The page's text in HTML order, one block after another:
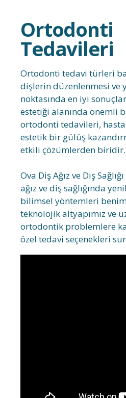
Ortodonti
Tedavileri
Ortodonti tedavi türleri
dişlerin düzenlenmesi ve
noktasında en iyi
estetiği alanında önemli
ortodonti tedavileri,
estetik bir gülüş
etkili çözümlerden biridir.
Ova Diş Ağız ve Diş
ağız ve diş sağlığında
bilimsel yöntemleri
teknolojik altyapımız ve
ortodontik problemlere
özel tedavi seçenekleri